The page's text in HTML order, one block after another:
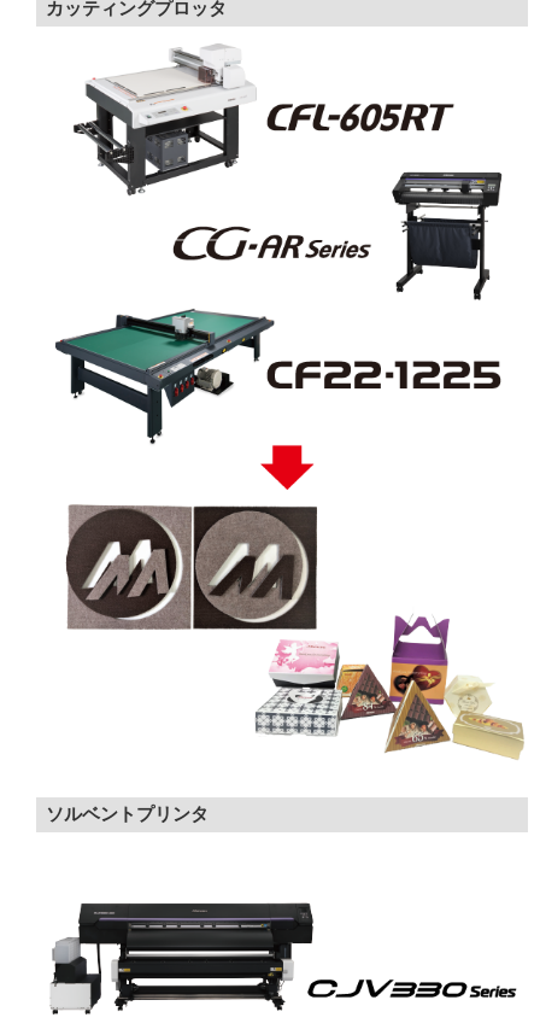
カッティングプロッタ
ソルベントプリンタ